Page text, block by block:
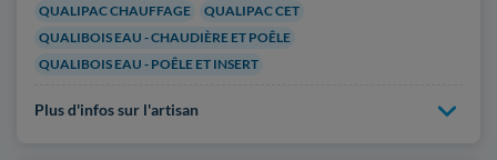
QUALIPAC CHAUFFAGE
QUALIPAC CET
QUALIBOIS EAU - CHAUDIÈRE ET POÊLE
QUALIBOIS EAU - POÊLE ET INSERT
Plus d'infos sur l'artisan